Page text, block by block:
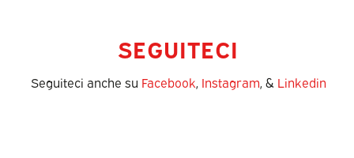
SEGUITECI
Seguiteci anche su Facebook, Instagram, & Linkedin